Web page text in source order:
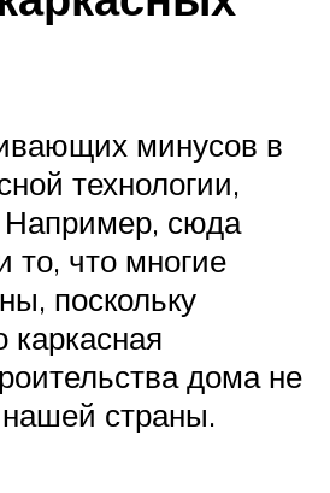
минусов в
технологии,
Например, сюда
то, что многие
поскольку
каркасная
дома не
страны.